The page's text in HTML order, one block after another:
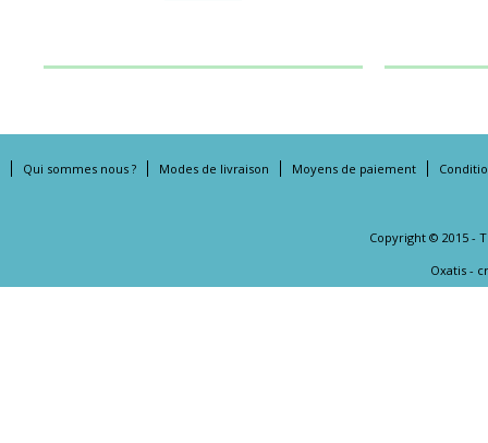
Qui sommes nous ? Modes de livraison Moyens de paiement
Copyright © 2015 -
Oxatis -